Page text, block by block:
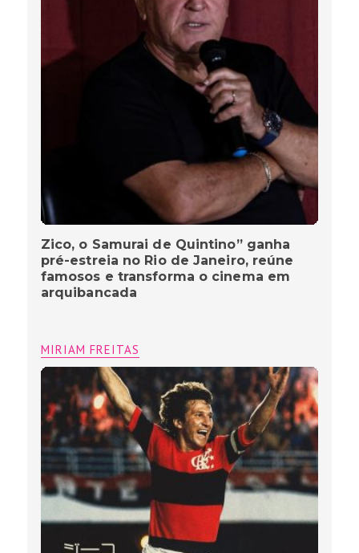
Zico, o Samurai de Quintino” ganha
pré-estreia no Rio de Janeiro, reúne
famosos e transforma o cinema em
arquibancada
MIRIAM FREITAS